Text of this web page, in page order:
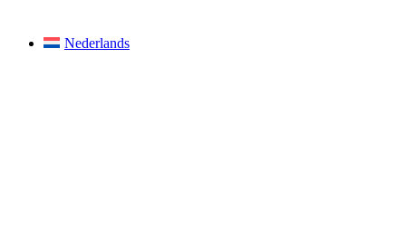
Nederlands